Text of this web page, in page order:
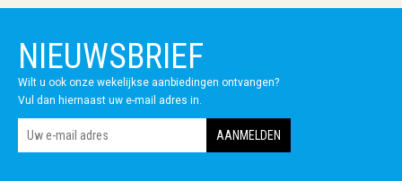
NIEUWSBRIEF
Wilt u ook onze wekelijkse aanbiedingen ontvangen?
Vul dan hiernaast uw e-mail adres in.